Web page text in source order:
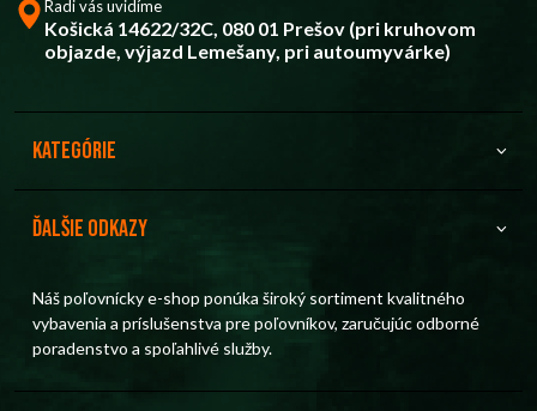
Radi vás uvidíme
Košická 14622/32C, 080 01 Prešov (pri kruhovom
objazde, výjazd Lemešany, pri autoumyvárke)
Kategórie
Ďalšie odkazy
Náš poľovnícky e-shop ponúka široký sortiment kvalitného
vybavenia a príslušenstva pre poľovníkov, zaručujúc odborné
poradenstvo a spoľahlivé služby.